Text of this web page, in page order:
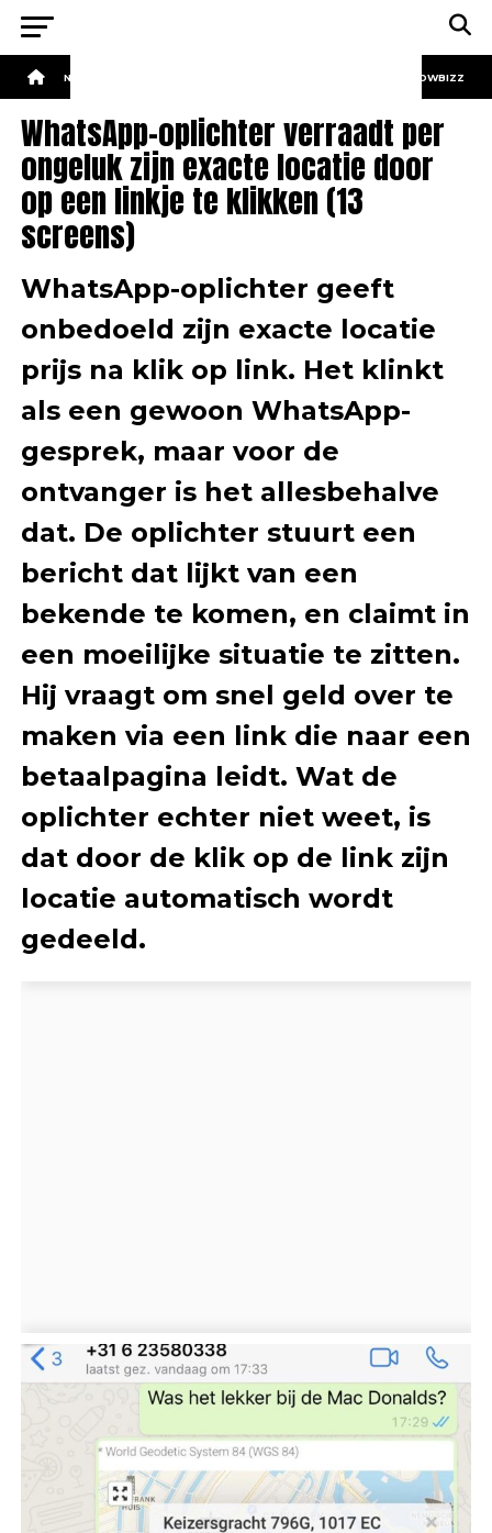
NIEUWS SHOWBIZZ
WhatsApp-oplichter verraadt per
ongeluk zijn exacte locatie door
op een linkje te klikken (13
screens)
WhatsApp-oplichter geeft
onbedoeld zijn exacte locatie
prijs na klik op link. Het klinkt
als een gewoon WhatsApp-
gesprek, maar voor de
ontvanger is het allesbehalve
dat. De oplichter stuurt een
bericht dat lijkt van een
bekende te komen, en claimt in
een moeilijke situatie te zitten.
Hij vraagt om snel geld over te
maken via een link die naar een
betaalpagina leidt. Wat de
oplichter echter niet weet, is
dat door de klik op de link zijn
locatie automatisch wordt
gedeeld.